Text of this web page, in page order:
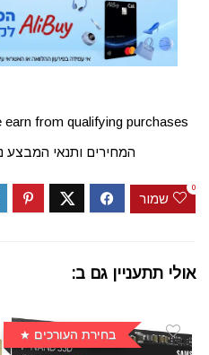
from qualifying purchases.
המחירים ותנאי המבצע
שמור
0
אולי תתעניין גם ב:
בחירת העורכים